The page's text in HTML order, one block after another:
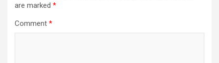
are marked *
Comment *